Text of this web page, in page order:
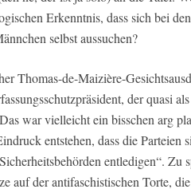
Erkenntnis, dass sich bei
selbst aussuchen?
Thomas-de-Maizière-
der quasi
war vielleicht ein bisschen arg
entstehen, dass die Parteien
entledigen“. Zu
auf der antifaschistischen Torte,